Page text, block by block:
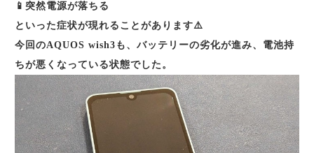
📱突然電源が落ちる
といった症状が現れることがあります⚠️
今回のAQUOS wish3も、バッテリーの劣化が進み、電池持
ちが悪くなっている状態でした。